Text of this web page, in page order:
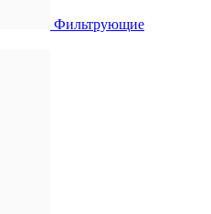
Фильтрующие